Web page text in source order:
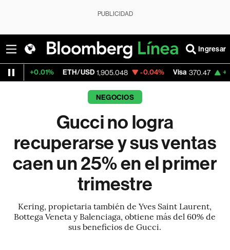
PUBLICIDAD
Ingresar
ETH/USD 1,905.048 -0.04% Visa 370.47 +0.52%
NEGOCIOS
Gucci no logra
recuperarse y sus ventas
caen un 25% en el primer
trimestre
Kering, propietaria también de Yves Saint Laurent,
Bottega Veneta y Balenciaga, obtiene más del 60% de
sus beneficios de Gucci.